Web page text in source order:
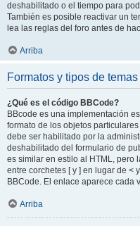
deshabilitado o el tiempo para
También es posible reactivar un
lea las reglas del foro antes de
Arriba
Formatos y tipos de temas
¿Qué es el código BBCode?
BBcode es una implementación
formato de los objetos
debe ser habilitado por la
deshabilitado del formulario de
es similar en estilo al HTML, pero
entre corchetes [ y ] en lugar de <
BBCode. El enlace aparece cada
Arriba